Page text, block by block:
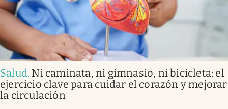
Salud. Ni caminata, ni gimnasio, ni bicicleta: el
ejercicio clave para cuidar el corazón y mejorar
la circulación